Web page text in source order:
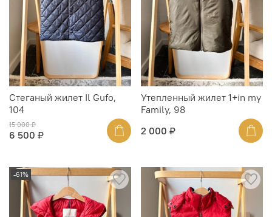
Стеганый жилет Il Gufo,
104
15 000 ₽
6 500 ₽
Утепленный жилет 1+in my
Family, 98
2 000 ₽
-61%